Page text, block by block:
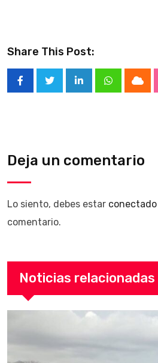
Share This Post:
LinkedInWhatsappCloud
Deja un comentario
Lo siento, debes estar conectado
comentario.
Noticias relacionadas